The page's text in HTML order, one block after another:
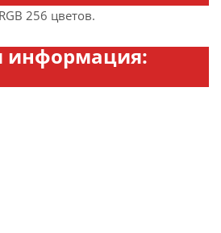
256 цветов.
информация: